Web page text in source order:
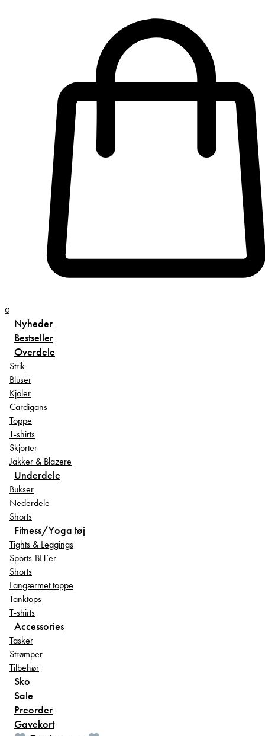
0
Nyheder
Bestseller
Overdele
Strik
Bluser
Kjoler
Cardigans
Toppe
T-shirts
Skjorter
Jakker & Blazere
Underdele
Bukser
Nederdele
Shorts
Fitness/Yoga tøj
Tights & Leggings
Sports-BH’er
Shorts
Langærmet toppe
Tanktops
T-shirts
Accessories
Tasker
Strømper
Tilbehør
Sko
Sale
Preorder
Gavekort